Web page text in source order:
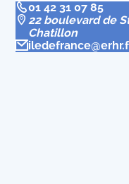
01 42 31 07 85
22 boulevard de
Chatillon